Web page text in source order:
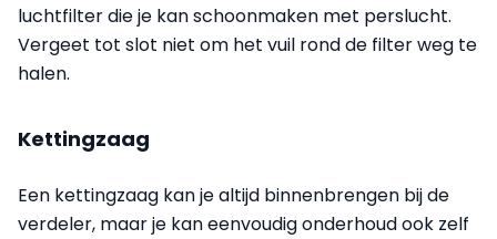
luchtfilter die je kan schoonmaken met perslucht.
Vergeet tot slot niet om het vuil rond de filter weg te
halen.
Kettingzaag
Een kettingzaag kan je altijd binnenbrengen bij de
verdeler, maar je kan eenvoudig onderhoud ook zelf